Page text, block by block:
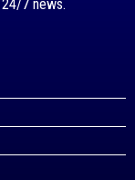
7 news.